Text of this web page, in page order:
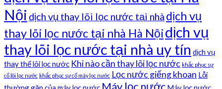
Nội dịch vụ thay lõi lọc nước tại nhà dịch vụ
thay lõi lọc nước tại nhà Hà Nộidịch vụ
thay lõi lọc nước tại nhà uy tín dịch vụ
thay thế lõi lọc nước Khi nào cần thay lõi lọc nước khắc phục sự
cố lõi lọc nước khắc phục sự cố máy lọc nước Lọc nước giếng khoan Lỗi
Máy lọc nước